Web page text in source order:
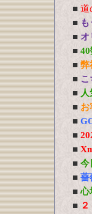
■ 道
■
■ オ
■
■ 弊
■ こ
■
■ お
■
■
■
■ 今
■ 薔
■ 心
■